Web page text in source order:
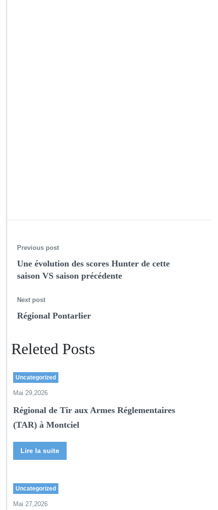
Previous post
Une évolution des scores Hunter de cette
saison VS saison précédente
Next post
Régional Pontarlier
Releted Posts
Uncategorized
Mai 29,2026
Régional de Tir aux Armes Réglementaires
(TAR) à Montciel
Lire la suite
Uncategorized
Mai 27,2026